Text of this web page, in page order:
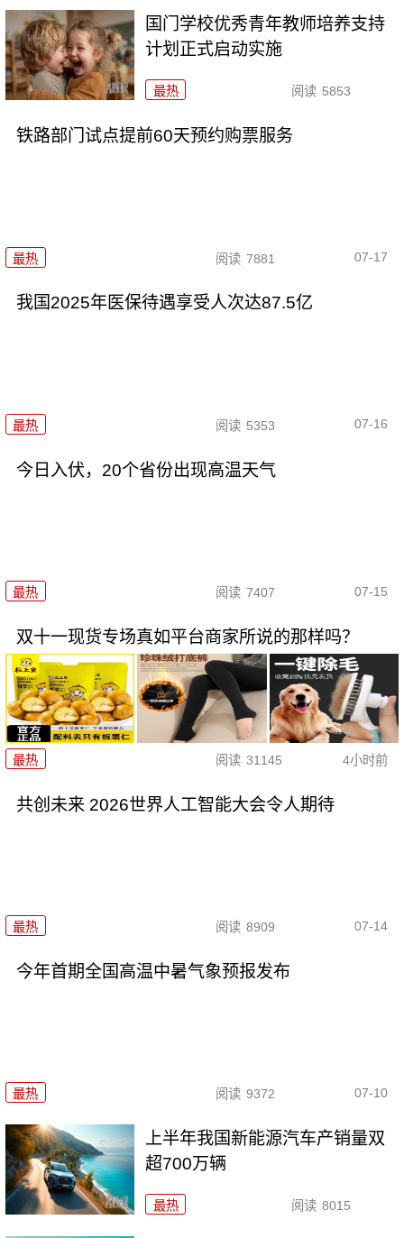
国门学校优秀青年教师培养支持
计划正式启动实施
最热 阅读 5853
铁路部门试点提前60天预约购票服务
最热 阅读 7881 07-17
我国2025年医保待遇享受人次达87.5亿
最热 阅读 5353 07-16
今日入伏，20个省份出现高温天气
最热 阅读 7407 07-15
双十一现货专场真如平台商家所说的那样吗？
最热 阅读 31145 4小时前
共创未来 2026世界人工智能大会令人期待
最热 阅读 8909 07-14
今年首期全国高温中暑气象预报发布
最热 阅读 9372 07-10
上半年我国新能源汽车产销量双
超700万辆
最热 阅读 8015